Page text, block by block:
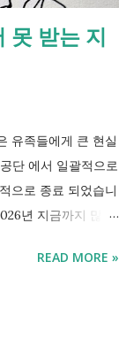
계급여 받는 법? 조
민취업지원제도 A
있습니다. 생활이
다. 고용센터를 통
라 구직촉진수당을
취업이라는 ...
못 받는 지
유족들에게 큰 현실
단 에서 일괄적으로
으로 종료 되었습니
년 지금까지 많은
유지 되고 있으며,
READ MORE »